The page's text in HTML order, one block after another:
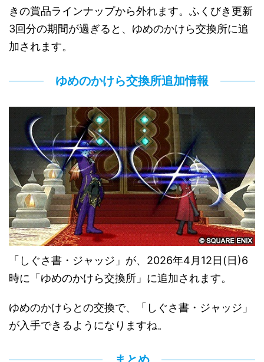
きの賞品ラインナップから外れます。ふくびき更新
3回分の期間が過ぎると、ゆめのかけら交換所に追
加されます。
ゆめのかけら交換所追加情報
「しぐさ書・ジャッジ」が、2026年4月12日(日)6
時に「ゆめのかけら交換所」に追加されます。
ゆめのかけらとの交換で、「しぐさ書・ジャッジ」
が入手できるようになりますね。
まとめ